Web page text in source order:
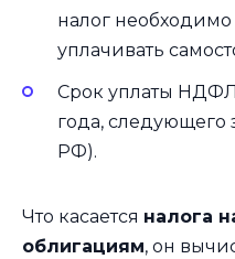
налог
уплачивать
Срок уплаты
года, следующего
РФ).
Что касается налога
облигациям, он